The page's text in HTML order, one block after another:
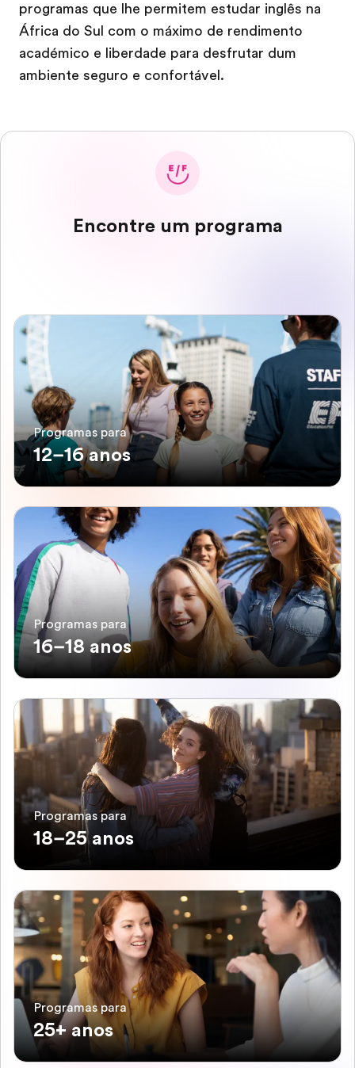
programas que lhe permitem estudar inglês na
África do Sul com o máximo de rendimento
académico e liberdade para desfrutar dum
ambiente seguro e confortável.
Encontre um programa
Programas para
12–16 anos
Programas para
16–18 anos
Programas para
18–25 anos
Programas para
25+ anos